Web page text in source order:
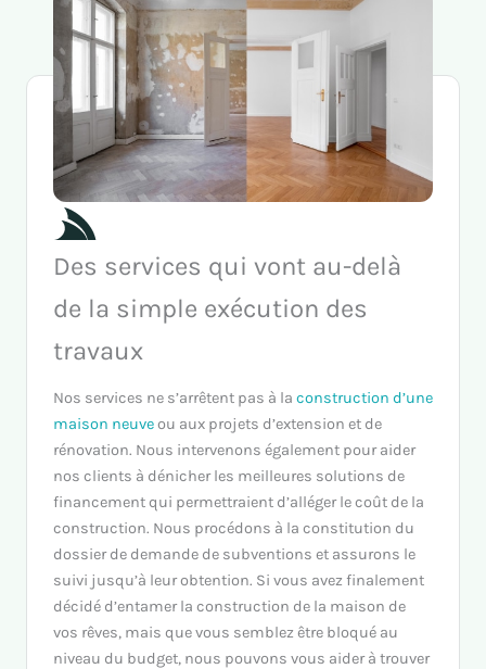
Des services qui vont au-delà
de la simple exécution des
travaux
Nos services ne s’arrêtent pas à la construction d’une
maison neuveou aux projets d’extension et de
rénovation. Nous intervenons également pour aider
nos clients à dénicher les meilleures solutions de
financement qui permettraient d’alléger le coût de la
construction. Nous procédons à la constitution du
dossier de demande de subventions et assurons le
suivi jusqu’à leur obtention. Si vous avez finalement
décidé d’entamer la construction de la maison de
vos rêves, mais que vous semblez être bloqué au
niveau du budget, nous pouvons vous aider à trouver